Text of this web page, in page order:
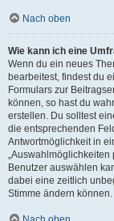
Nach oben
Wie kann ich eine
Wenn du ein neues
bearbeitest, findest du
Formulars zur
können, so hast du
erstellen. Du solltest
die entsprechenden
Antwortmöglichkeit in
„Auswahlmöglichkeiten
Benutzer auswählen
dabei eine zeitlich
Stimme ändern können.